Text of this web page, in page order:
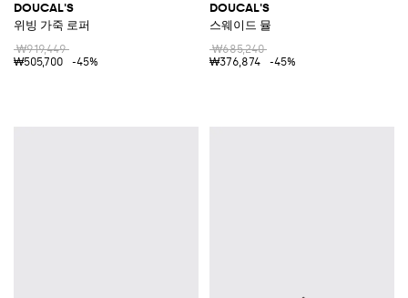
DOUCAL'S
위빙 가죽 로퍼
₩919,449
₩505,700
-45%
DOUCAL'S
스웨이드 뮬
₩685,240
₩376,874
-45%